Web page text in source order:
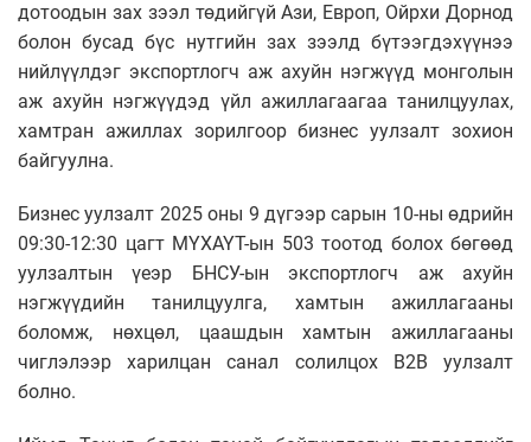
дотоодын зах зээл төдийгүй Ази, Европ, Ойрхи Дорнод
болон бусад бүс нутгийн зах зээлд бүтээгдэхүүнээ
нийлүүлдэг экспортлогч аж ахуйн нэгжүүд монголын
аж ахуйн нэгжүүдэд үйл ажиллагаагаа танилцуулах,
хамтран ажиллах зорилгоор бизнес уулзалт зохион
байгуулна.
Бизнес уулзалт 2025 оны 9 дүгээр сарын 10-ны өдрийн
09:30-12:30 цагт МҮХАҮТ-ын 503 тоотод болох бөгөөд
уулзалтын үеэр БНСУ-ын экспортлогч аж ахуйн
нэгжүүдийн танилцуулга, хамтын ажиллагааны
боломж, нөхцөл, цаашдын хамтын ажиллагааны
чиглэлээр харилцан санал солилцох B2B уулзалт
болно.